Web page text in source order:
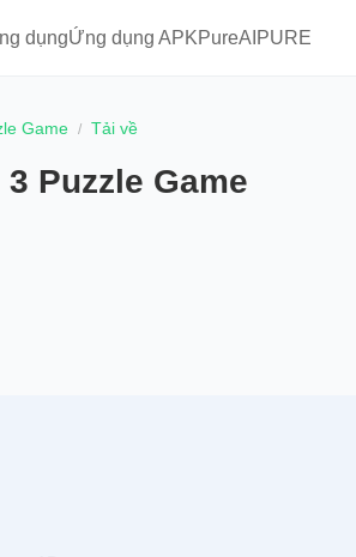
dụngỨng dụng APKPureAIPURE
Game Tải về
Puzzle Game